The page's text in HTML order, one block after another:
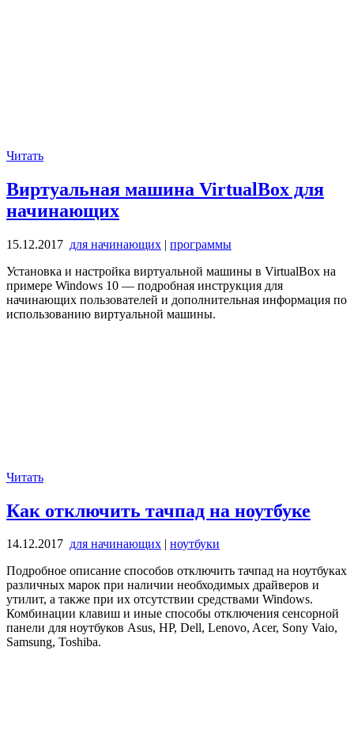
Читать
Виртуальная машина VirtualBox для
начинающих
15.12.2017 для начинающих | программы
Установка и настройка виртуальной машины в VirtualBox на
примере Windows 10 — подробная инструкция для
начинающих пользователей и дополнительная информация по
использованию виртуальной машины.
Читать
Как отключить тачпад на ноутбуке
14.12.2017 для начинающих | ноутбуки
Подробное описание способов отключить тачпад на ноутбуках
различных марок при наличии необходимых драйверов и
утилит, а также при их отсутствии средствами Windows.
Комбинации клавиш и иные способы отключения сенсорной
панели для ноутбуков Asus, HP, Dell, Lenovo, Acer, Sony Vaio,
Samsung, Toshiba.